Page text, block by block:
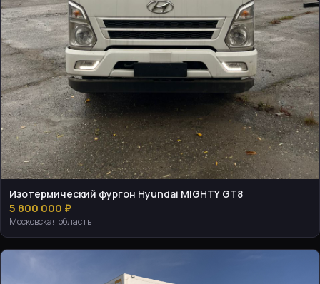
Изотермический фургон Hyundai MIGHTY GT8
5 800 000 ₽
Московская область